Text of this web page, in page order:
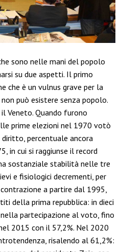
sono nelle mani del popolo
su due aspetti. Il primo
che è un vulnus grave per la
può esistere senza popolo.
Veneto. Quando furono
prime elezioni nel 1970 votò
percentuale ancora
in cui si raggiunse il record
sostanziale stabilità nelle tre
e fisiologici decrementi, per
a partire dal 1995,
della prima repubblica: in dieci
partecipazione al voto, fino
2015 con il 57,2%. Nel 2020
risalendo al 61,2%: